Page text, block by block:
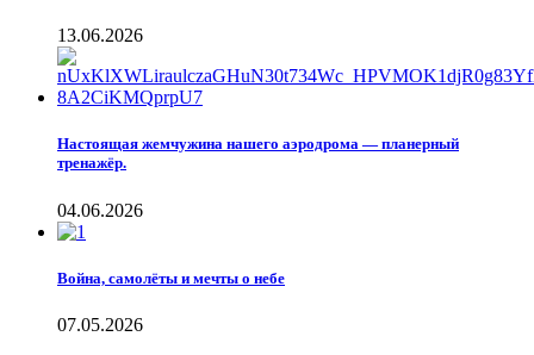
13.06.2026
Настоящая жемчужина нашего аэродрома — планерный
тренажёр.
04.06.2026
Война, самолёты и мечты о небе
07.05.2026